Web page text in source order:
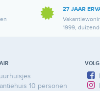
27 JAAR
1999,
10 personen